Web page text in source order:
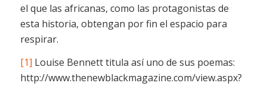
el que las africanas, como las protagonistas de
esta historia, obtengan por fin el espacio para
respirar.
[1] Louise Bennett titula así uno de sus poemas:
http://www.thenewblackmagazine.com/view.aspx?